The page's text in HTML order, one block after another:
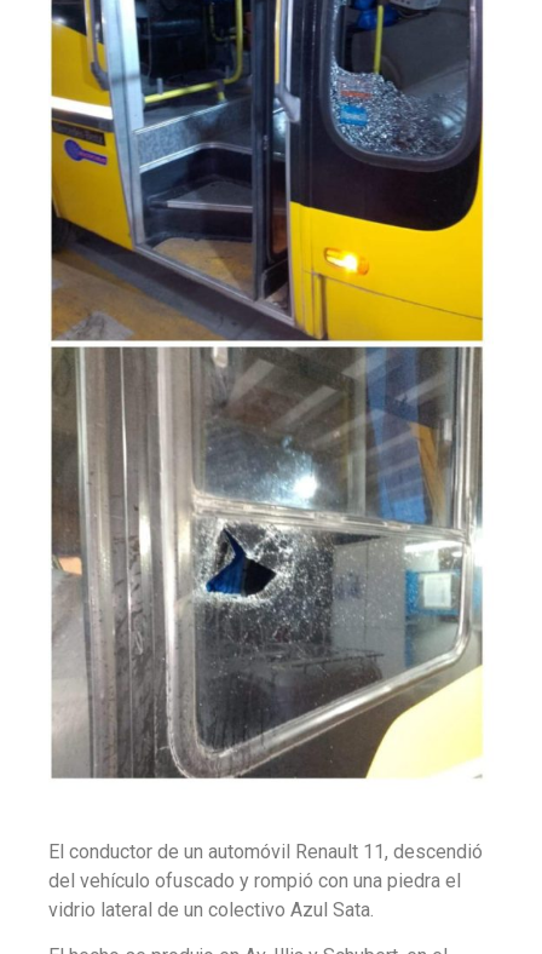
El conductor de un automóvil Renault 11, descendió
del vehículo ofuscado y rompió con una piedra el
vidrio lateral de un colectivo Azul Sata.